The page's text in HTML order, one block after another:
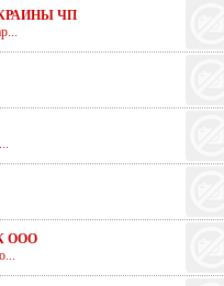
ЧП
ООО